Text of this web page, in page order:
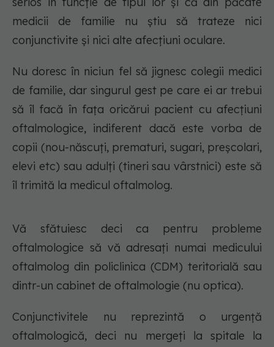
medicii de familie nu ştiu să trateze nici
conjunctivite şi nici alte afecţiuni oculare.
Nu doresc în niciun fel să jignesc colegii medici
de familie, dar singurul gest pe care ei ar trebui
să îl facă în faţa oricărui pacient cu afecţiuni
oftalmologice, indiferent dacă este vorba de
copii (nou-născuţi, prematuri, sugari, preşcolari,
elevi etc) sau adulţi (tineri sau vârstnici) este să
îl trimită la medicul oftalmolog.
Vă sfătuiesc deci ca pentru probleme
oftalmologice să vă adresaţi numai medicului
oftalmolog din policlinica (CDM) teritorială sau
dintr-un cabinet de oftalmologie (nu optica).
Conjunctivitele nu reprezintă o urgenţă
oftalmologică, deci nu mergeţi la spitale la